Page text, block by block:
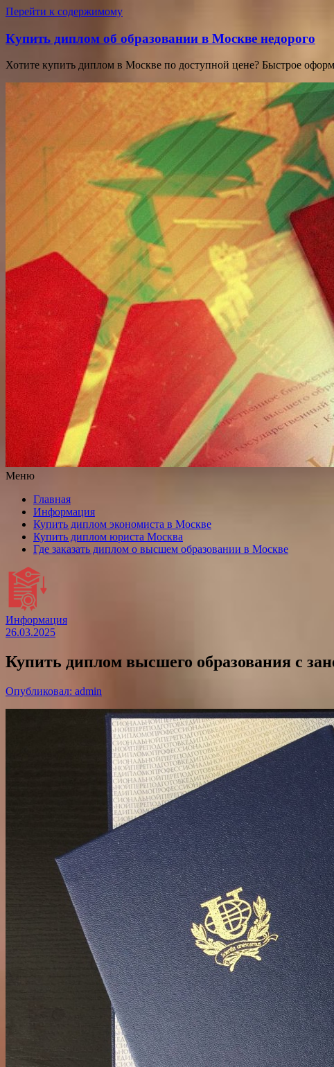
Перейти к содержимому
Купить диплом об образовании в Москве недорого
Хотите купить диплом в Москве по доступной цене? Быстрое
Меню
Главная
Информация
Купить диплом экономиста в Москве
Купить диплом юриста Москва
Где заказать диплом о высшем образовании в Москве
Информация
26.03.2025
Купить диплом высшего образования с
Опубликовал: admin